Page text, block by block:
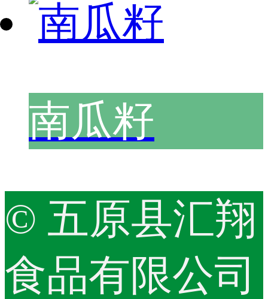
南瓜籽
© 五原县汇翔
食品有限公司